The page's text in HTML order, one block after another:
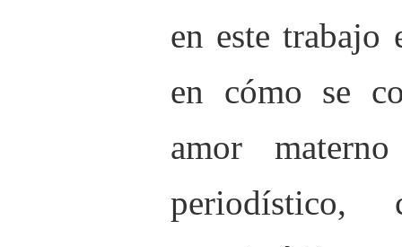
en este trabajo
en cómo se
amor
periodístico,